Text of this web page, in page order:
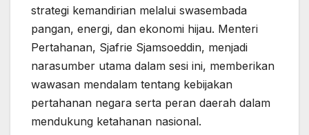
strategi kemandirian melalui swasembada
pangan, energi, dan ekonomi hijau. Menteri
Pertahanan, Sjafrie Sjamsoeddin, menjadi
narasumber utama dalam sesi ini, memberikan
wawasan mendalam tentang kebijakan
pertahanan negara serta peran daerah dalam
mendukung ketahanan nasional.